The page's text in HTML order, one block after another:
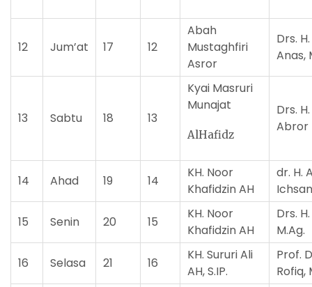
12 Jum’at 17 12
Abah
Mustaghfiri
Asror
Drs.
Anas,
13 Sabtu 18 13
Kyai Masruri
Munajat
AlHafidz
Drs.
Abror
14 Ahad 19 14
KH. Noor
Khafidzin AH
dr. H.
15 Senin 20 15
KH. Noor
Khafidzin AH
Drs.
M.Ag.
16 Selasa 21 16
KH. Sururi Ali
AH, S.IP.
Prof.
Rofiq,